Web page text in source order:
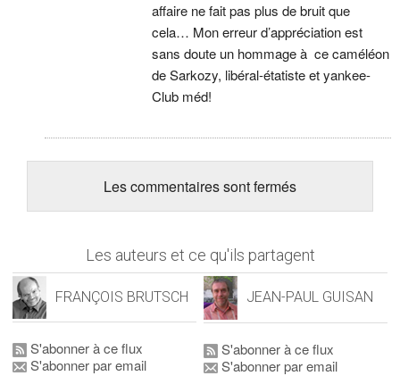
affaire ne fait pas plus de bruit que
cela… Mon erreur d’appréciation est
sans doute un hommage à ce caméléon
de Sarkozy, libéral-étatiste et yankee-
Club méd!
Les commentaires sont fermés
Les auteurs et ce qu'ils partagent
FRANÇOIS BRUTSCH
S'abonner à ce flux
S'abonner par email
JEAN-PAUL GUISAN
S'abonner à ce flux
S'abonner par email